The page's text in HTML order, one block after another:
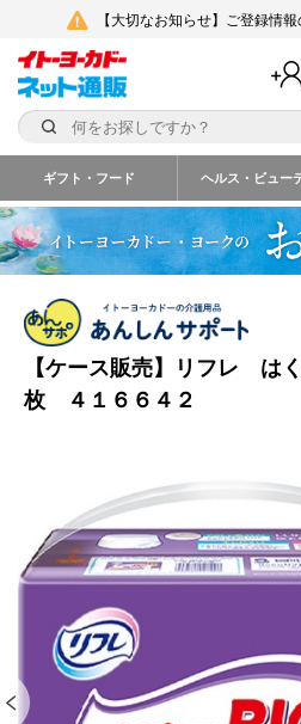
【大切なお知らせ】ご登録情
ギフト・フード ヘルス・ビュー
【ケース販売】リフレ
枚 ４１６６４２